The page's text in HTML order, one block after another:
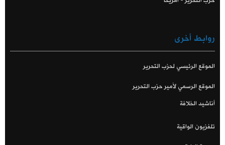
روابط أخرى
الموقع الرئيسي لحزب التحرير
الموقع الرسمي لأمير حزب التحرير
أناشيد الخلافة
تلفزيون الواقية